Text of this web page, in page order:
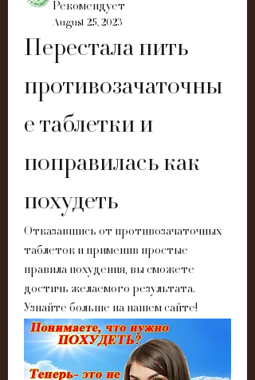
Рекомендует
August 25, 2023
Перестала пить
противозачаточны
е таблетки и
поправилась как
похудеть
Отказавшись от противозачаточных
таблеток и применив простые
правила похудения, вы сможете
достичь желаемого результата.
Узнайте больше на нашем сайте!